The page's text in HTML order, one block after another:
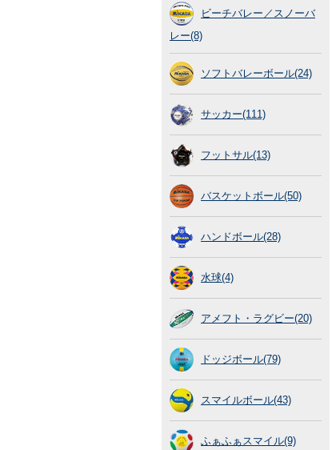
ビーチバレー／スノーバ
レー(8)
ソフトバレーボール(24)
サッカー(111)
フットサル(13)
バスケットボール(50)
ハンドボール(28)
水球(4)
アメフト・ラグビー(20)
ドッジボール(79)
スマイルボール(43)
ふぁふぁスマイル(9)